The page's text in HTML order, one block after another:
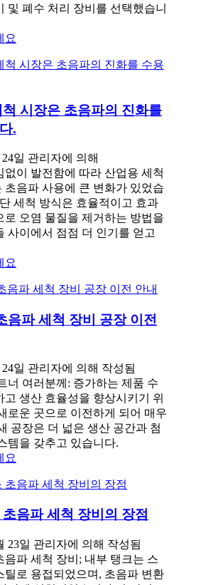
및 폐수 처리 장비를 선택했습니
요
시장은 초음파의 진화를
.
24일 관리자에 의해
없이 발전함에 따라 산업용 세척
초음파 사용에 큰 변화가 있었습
세척 방식은 효율적이고 효과
로 오염 물질을 제거하는 방법을
사이에서 점점 더 인기를 얻고
요
음파 세척 장비 공장 이전
24일 관리자에 의해 작성됨
너 여러분께: 증가하는 제품 수
고 생산 효율성을 향상시키기 위
로운 곳으로 이전하게 되어 매우
공장은 더 넓은 생산 공간과 첨
템을 갖추고 있습니다.
요
음파 세척 장비의 장점
23일 관리자에 의해 작성됨
음파 세척 장비; 내부 탱크는 스
틸로 용접되었으며, 초음파 변환